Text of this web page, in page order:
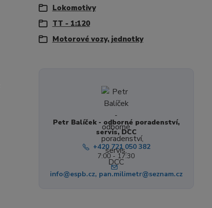
Lokomotivy
TT - 1:120
Motorové vozy, jednotky
Petr Balíček - odborné poradenství,
servis, DCC
+420 721 050 382
7:00 - 17:30
info@espb.cz, pan.milimetr@seznam.cz